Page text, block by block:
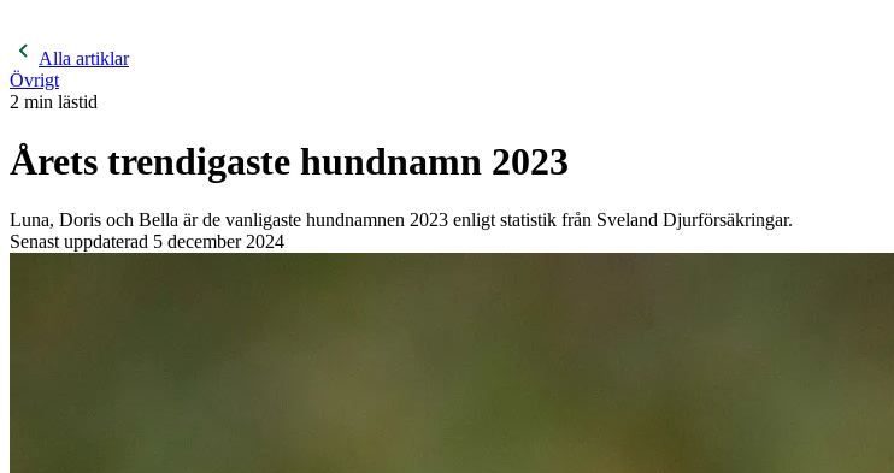
Alla artiklar
Övrigt
2 min lästid
Årets trendigaste hundnamn 2023
Luna, Doris och Bella är de vanligaste hundnamnen 2023 enligt statistik från Sveland Djurförsäkringar.
Senast uppdaterad 5 december 2024